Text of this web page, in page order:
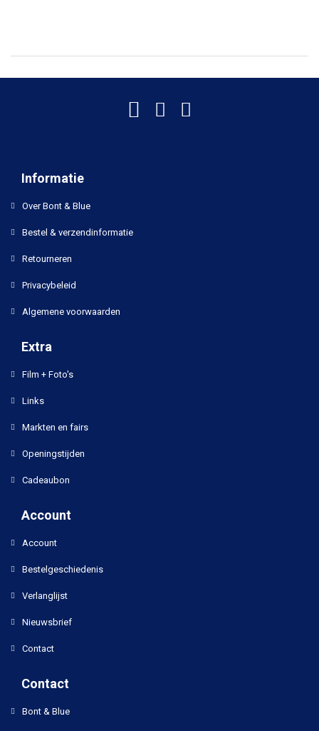
Informatie
Over Bont & Blue
Bestel & verzendinformatie
Retourneren
Privacybeleid
Algemene voorwaarden
Extra
Film + Foto's
Links
Markten en fairs
Openingstijden
Cadeaubon
Account
Account
Bestelgeschiedenis
Verlanglijst
Nieuwsbrief
Contact
Contact
Bont & Blue